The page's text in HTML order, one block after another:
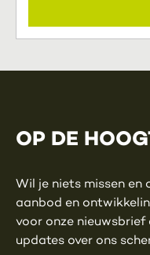
OP DE
Wil je niets missen en
aanbod en
voor onze
updates over ons